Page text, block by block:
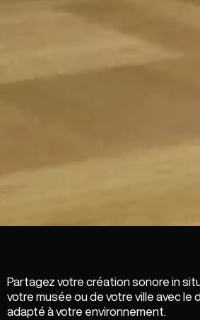
Partagez votre création sonore in
votre musée ou de votre ville avec le
adapté à votre environnement.